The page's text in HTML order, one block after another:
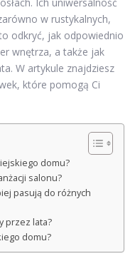
w rustykalnych,
odkryć, jak odpowiednio
wnętrza, a także jak
W artykule znajdziesz
które pomogą Ci
domu?
salonu?
pasują do różnych
przez lata?
domu?